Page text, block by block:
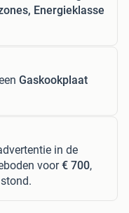
Energieklasse
Gaskookplaat
in de
voor€ 700,
stond.